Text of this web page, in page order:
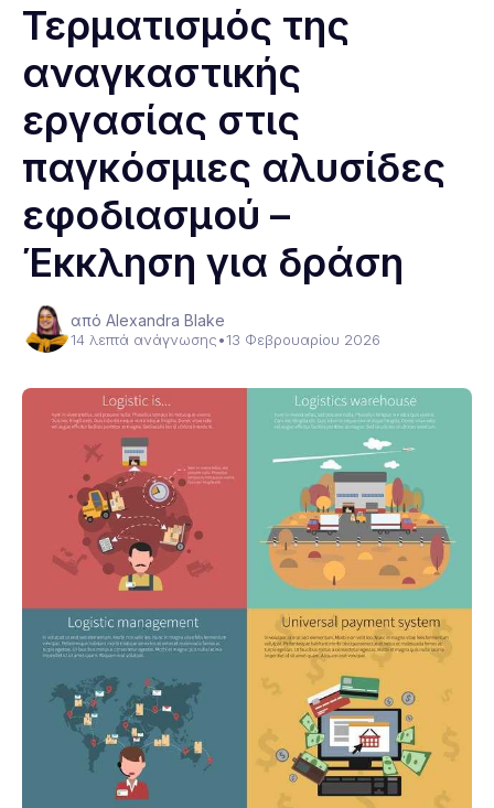
Τερματισμός της
αναγκαστικής
εργασίας στις
παγκόσμιες αλυσίδες
εφοδιασμού –
Έκκληση για δράση
από Alexandra Blake
14 λεπτά ανάγνωσης•13 Φεβρουαρίου 2026